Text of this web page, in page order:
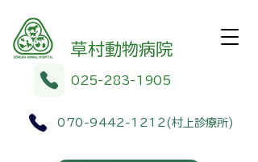
​​草村動物病院
025-283-1905
070-9442-1212 (村上診療所)